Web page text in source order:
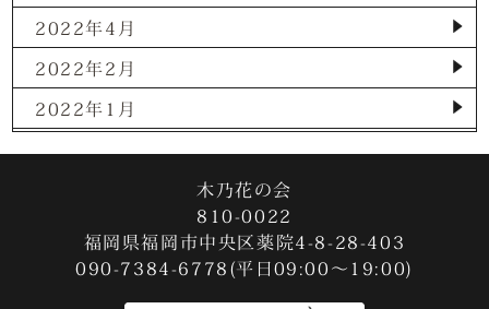
2022年4月
2022年2月
2022年1月
2021年12月
2021年10月
2021年9月
木乃花の会
810-0022
福岡県福岡市中央区薬院4-8-28-403
090-7384-6778(平日09:00～19:00)